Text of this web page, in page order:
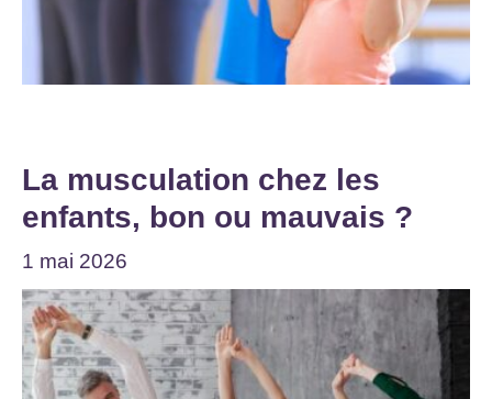
La musculation chez les
enfants, bon ou mauvais ?
1 mai 2026